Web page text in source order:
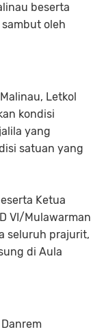
beserta
oleh
Letkol
kondisi
yang
satuan yang
Ketua
VI/Mulawarman
seluruh prajurit,
di Aula